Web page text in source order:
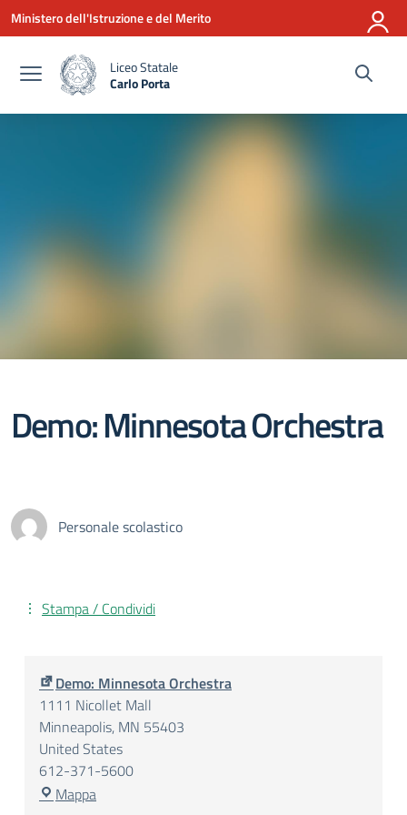
Vai ai contenuti
Vai al menu di navigazione
Vai al footer
Ministero dell'Istruzione e del Merito
Liceo Statale
Carlo Porta
Demo: Minnesota Orchestra
Personale scolastico
Stampa / Condividi
Demo: Minnesota Orchestra
1111 Nicollet Mall
Minneapolis, MN 55403
United States
612-371-5600
Mappa